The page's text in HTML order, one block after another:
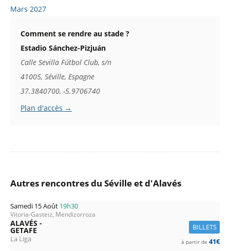
Mars 2027
Comment se rendre au stade ?
Estadio Sánchez-Pizjuán
Calle Sevilla Fútbol Club, s/n
41005, Séville, Espagne
37.3840700, -5.9706740
Plan d'accès →
Autres rencontres du Séville et d'Alavés
Samedi 15 Août 19h30
Vitoria-Gasteiz, Mendizorroza
BILLETS
ALAVÉS -
GETAFE
La Liga à partir de 41€